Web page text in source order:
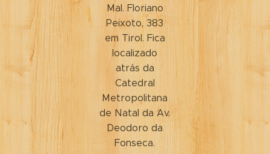
Mal. Floriano
Peixoto, 383
em Tirol. Fica
localizado
atrás da
Catedral
Metropolitana
de Natal da Av.
Deodoro da
Fonseca.